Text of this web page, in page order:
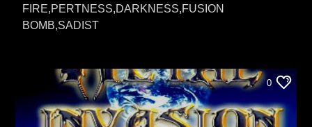
FIRE,PERTNESS,DARKNESS,FUSION
BOMB,SADIST
0